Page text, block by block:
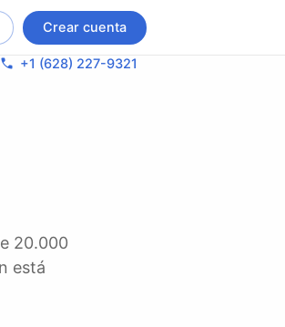
Crear cuenta
phone +1 (628) 227-9321
está